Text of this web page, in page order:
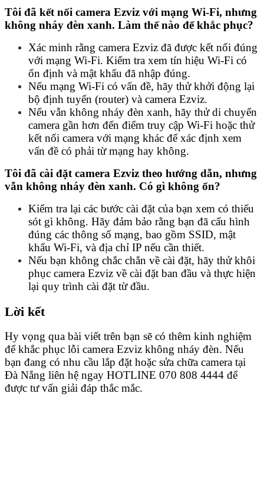
Tôi đã kết nối camera Ezviz với mạng Wi-Fi, nhưng
không nháy đèn xanh. Làm thế nào để khắc phục?
Xác minh rằng camera Ezviz đã được kết nối đúng
với mạng Wi-Fi. Kiểm tra xem tín hiệu Wi-Fi có
ổn định và mật khẩu đã nhập đúng.
Nếu mạng Wi-Fi có vấn đề, hãy thử khởi động lại
bộ định tuyến (router) và camera Ezviz.
Nếu vẫn không nháy đèn xanh, hãy thử di chuyển
camera gần hơn đến điểm truy cập Wi-Fi hoặc thử
kết nối camera với mạng khác để xác định xem
vấn đề có phải từ mạng hay không.
Tôi đã cài đặt camera Ezviz theo hướng dẫn, nhưng
vẫn không nháy đèn xanh. Có gì không ổn?
Kiểm tra lại các bước cài đặt của bạn xem có thiếu
sót gì không. Hãy đảm bảo rằng bạn đã cấu hình
đúng các thông số mạng, bao gồm SSID, mật
khẩu Wi-Fi, và địa chỉ IP nếu cần thiết.
Nếu bạn không chắc chắn về cài đặt, hãy thử khôi
phục camera Ezviz về cài đặt ban đầu và thực hiện
lại quy trình cài đặt từ đầu.
Lời kết
Hy vọng qua bài viết trên bạn sẽ có thêm kinh nghiệm
để khắc phục lỗi camera Ezviz không nháy đèn. Nếu
bạn đang có nhu cầu lắp đặt hoặc sửa chữa camera tại
Đà Nẵng liên hệ ngay HOTLINE 070 808 4444 để
được tư vấn giải đáp thắc mắc.